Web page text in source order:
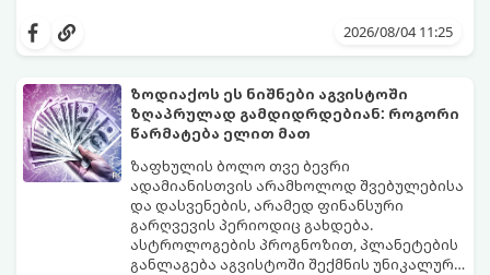
ყველაზე ბედნიერი თვე აღმოჩნდება.
2026/08/04 11:25
ზოდიაქოს ეს ნიშნები აგვისტოში
ზღაპრულად გამდიდრდებიან: როგორი
წარმატება ელით მათ
ზაფხულის ბოლო თვე ბევრი
ადამიანისთვის არამხოლოდ შვებულებისა
და დასვენების, არამედ ფინანსური
გარღვევის პერიოდიც გახდება.
ასტროლოგების პროგნოზით, პლანეტების
განლაგება აგვისტოში შექმნის უნიკალურ